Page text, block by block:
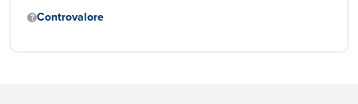
Controvalore